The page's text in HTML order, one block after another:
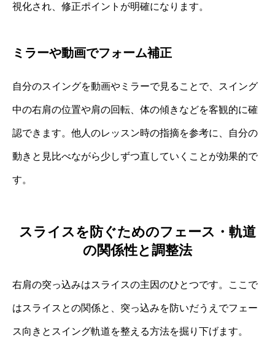
視化され、修正ポイントが明確になります。
ミラーや動画でフォーム補正
自分のスイングを動画やミラーで見ることで、スイング
中の右肩の位置や肩の回転、体の傾きなどを客観的に確
認できます。他人のレッスン時の指摘を参考に、自分の
動きと見比べながら少しずつ直していくことが効果的で
す。
スライスを防ぐためのフェース・軌道
の関係性と調整法
右肩の突っ込みはスライスの主因のひとつです。ここで
はスライスとの関係と、突っ込みを防いだうえでフェー
ス向きとスイング軌道を整える方法を掘り下げます。